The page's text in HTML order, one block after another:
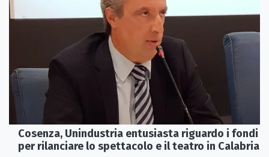
Cosenza, Unindustria entusiasta riguardo i fondi
per rilanciare lo spettacolo e il teatro in Calabria